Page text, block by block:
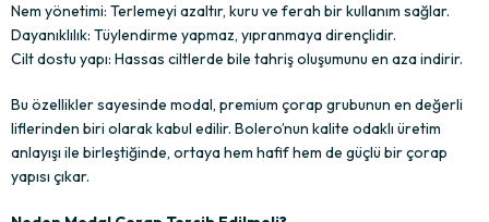
Nem yönetimi: Terlemeyi azaltır, kuru ve ferah bir kullanım sağlar.
Dayanıklılık: Tüylendirme yapmaz, yıpranmaya dirençlidir.
Cilt dostu yapı: Hassas ciltlerde bile tahriş oluşumunu en aza indirir.
Bu özellikler sayesinde modal, premium çorap grubunun en değerli
liflerinden biri olarak kabul edilir. Bolero’nun kalite odaklı üretim
anlayışı ile birleştiğinde, ortaya hem hafif hem de güçlü bir çorap
yapısı çıkar.